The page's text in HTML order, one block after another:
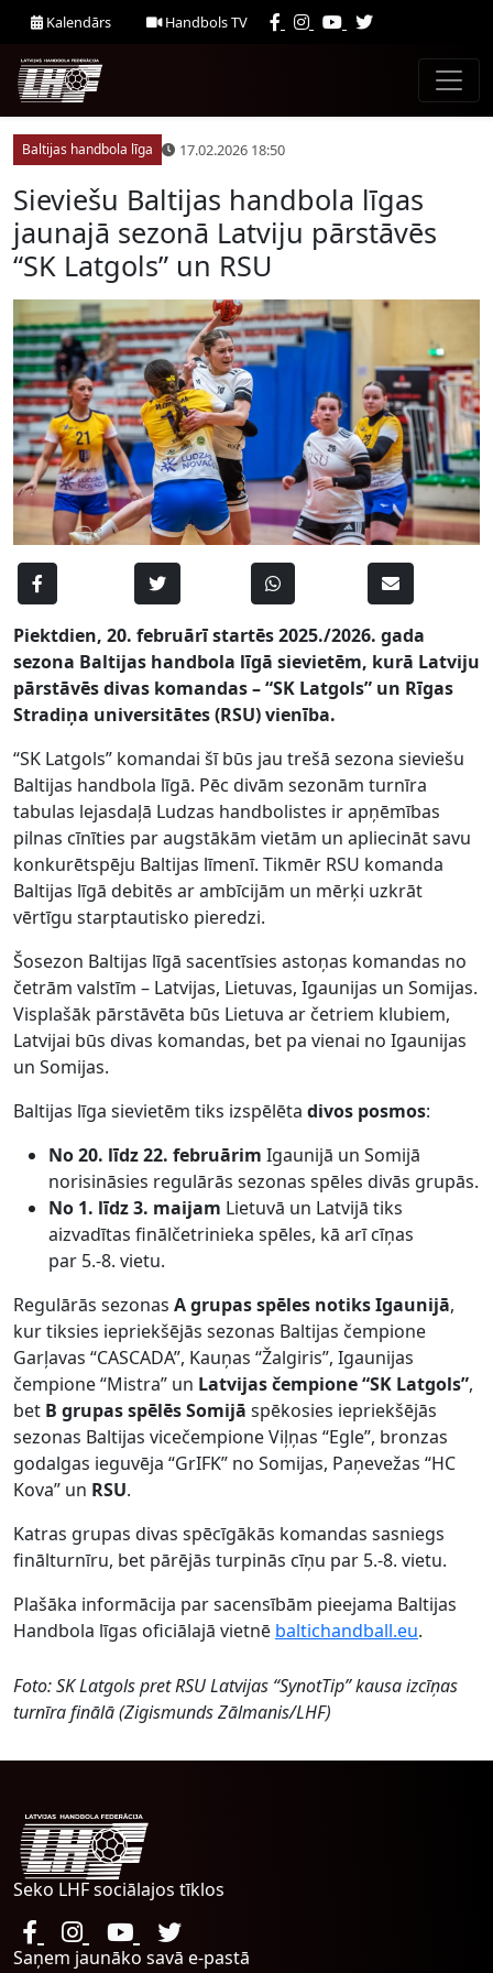
Kalendārs Handbols TV
Baltijas handbola līga 17.02.2026 18:50
Sieviešu Baltijas handbola līgas
jaunajā sezonā Latviju pārstāvēs
“SK Latgols” un RSU
Piektdien, 20. februārī startēs 2025./2026. gada
sezona Baltijas handbola līgā sievietēm, kurā Latviju
pārstāvēs divas komandas – “SK Latgols” un Rīgas
Stradiņa universitātes (RSU) vienība.
“SK Latgols” komandai šī būs jau trešā sezona sieviešu
Baltijas handbola līgā. Pēc divām sezonām turnīra
tabulas lejasdaļā Ludzas handbolistes ir apņēmības
pilnas cīnīties par augstākām vietām un apliecināt savu
konkurētspēju Baltijas līmenī. Tikmēr RSU komanda
Baltijas līgā debitēs ar ambīcijām un mērķi uzkrāt
vērtīgu starptautisko pieredzi.
Šosezon Baltijas līgā sacentīsies astoņas komandas no
četrām valstīm – Latvijas, Lietuvas, Igaunijas un Somijas.
Visplašāk pārstāvēta būs Lietuva ar četriem klubiem,
Latvijai būs divas komandas, bet pa vienai no Igaunijas
un Somijas.
Baltijas līga sievietēm tiks izspēlēta divos posmos:
No 20. līdz 22. februārim Igaunijā un Somijā
norisināsies regulārās sezonas spēles divās grupās.
No 1. līdz 3. maijam Lietuvā un Latvijā tiks
aizvadītas finālčetrinieka spēles, kā arī cīņas
par 5.-8. vietu.
Regulārās sezonas A grupas spēles notiks Igaunijā,
kur tiksies iepriekšējās sezonas Baltijas čempione
Garļavas “CASCADA”, Kauņas “Žalgiris”, Igaunijas
čempione “Mistra” un Latvijas čempione “SK Latgols”,
bet B grupas spēlēs Somijā spēkosies iepriekšējās
sezonas Baltijas vicečempione Viļņas “Egle”, bronzas
godalgas ieguvēja “GrIFK” no Somijas, Paņevežas “HC
Kova” un RSU.
Katras grupas divas spēcīgākās komandas sasniegs
finālturnīru, bet pārējās turpinās cīņu par 5.-8. vietu.
Plašāka informācija par sacensībām pieejama Baltijas
Handbola līgas oficiālajā vietnē baltichandball.eu.
Foto: SK Latgols pret RSU Latvijas “SynotTip” kausa izcīņas
turnīra finālā (Zigismunds Zālmanis/LHF)
Seko LHF sociālajos tīklos
Saņem jaunāko savā e-pastā